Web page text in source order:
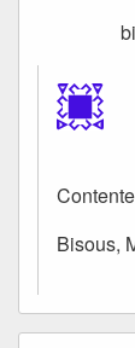
Bisous,